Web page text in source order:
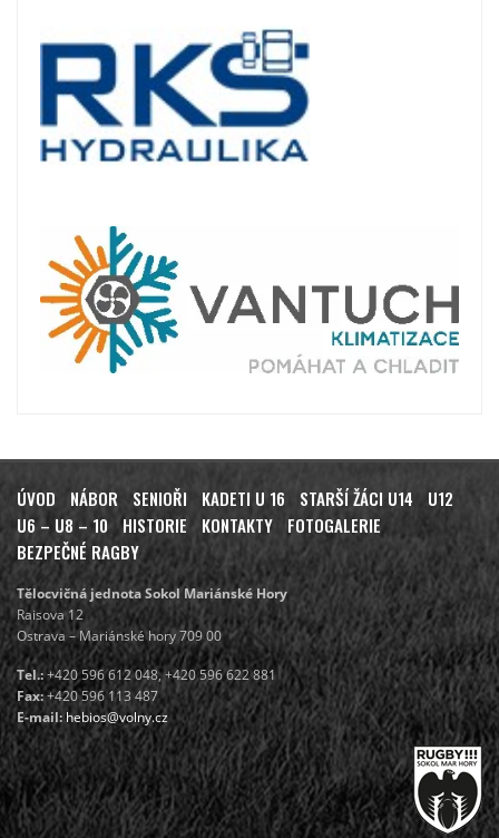
ÚVOD NÁBOR SENIOŘI KADETI U 16 STARŠÍ ŽÁCI U14
U12
U6 – U8 – 10 HISTORIE KONTAKTY
FOTOGALERIE
BEZPEČNÉ RAGBY
Tělocvičná jednota Sokol Mariánské Hory
Raisova 12
Ostrava – Mariánské hory 709 00
Tel.:+420 596 612 048, +420 596 622 881
Fax:+420 596 113 487
E-mail:hebios@volny.cz